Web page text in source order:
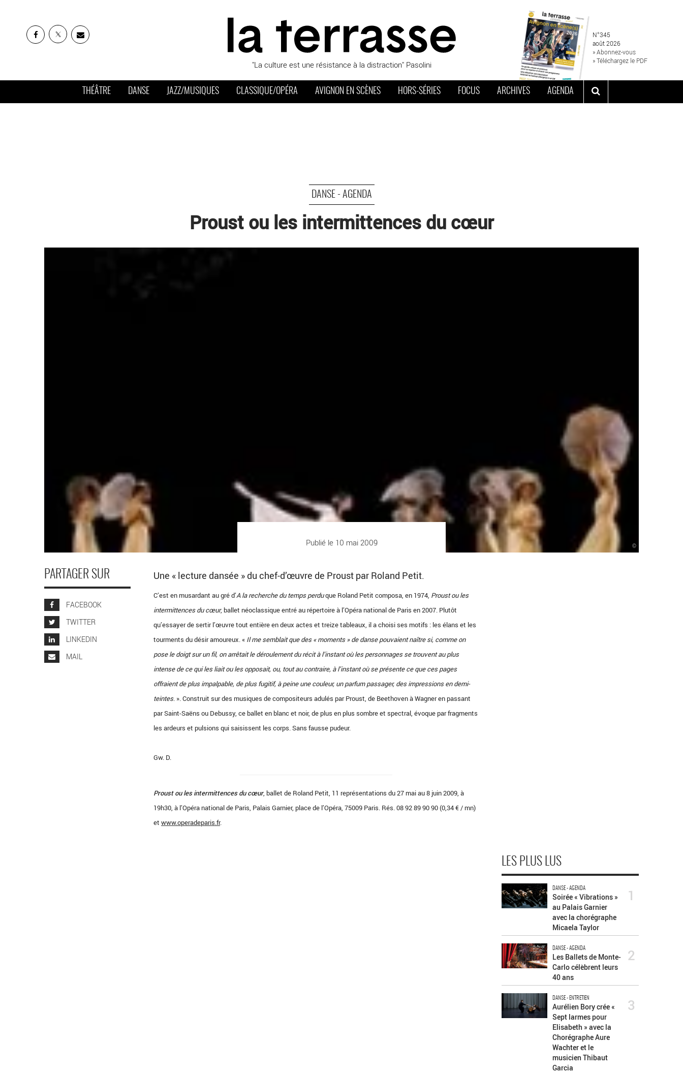
"La culture est une résistance à la distraction" Pasolini
N°345
août 2026
» Abonnez-vous
» Téléchargez le PDF
THÉÂTRE DANSE JAZZ/MUSIQUES CLASSIQUE/OPÉRA AVIGNON EN SCÈNES HORS-SÉRIES FOCUS ARCHIVES AGENDA
DANSE - AGENDA
Proust ou les intermittences du cœur
©
Publié le 10 mai 2009
PARTAGER SUR
FACEBOOK
TWITTER
LINKEDIN
MAIL
Une « lecture dansée » du chef-d’œuvre de Proust par Roland Petit.
C’est en musardant au gré d’A la recherche du temps perduque Roland Petit composa, en 1974, Proust ou les
intermittences du cœur, ballet néoclassique entré au répertoire à l’Opéra national de Paris en 2007. Plutôt
qu’essayer de sertir l’œuvre tout entière en deux actes et treize tableaux, il a choisi ses motifs : les élans et les
tourments du désir amoureux. « Il me semblait que des « moments » de danse pouvaient naître si, comme on
pose le doigt sur un fil, on arrêtait le déroulement du récit à l’instant où les personnages se trouvent au plus
intense de ce qui les liait ou les opposait, ou, tout au contraire, à l’instant où se présente ce que ces pages
offraient de plus impalpable, de plus fugitif, à peine une couleur, un parfum passager, des impressions en demi-
teintes. ». Construit sur des musiques de compositeurs adulés par Proust, de Beethoven à Wagner en passant
par Saint-Saëns ou Debussy, ce ballet en blanc et noir, de plus en plus sombre et spectral, évoque par fragments
les ardeurs et pulsions qui saisissent les corps. Sans fausse pudeur.
Gw. D.
Proust ou les intermittences du cœur, ballet de Roland Petit, 11 représentations du 27 mai au 8 juin 2009, à
19h30, à l’Opéra national de Paris, Palais Garnier, place de l’Opéra, 75009 Paris. Rés. 08 92 89 90 90 (0,34 € / mn)
et www.operadeparis.fr.
LES PLUS LUS
DANSE - AGENDA
Soirée « Vibrations »
au Palais Garnier
avec la chorégraphe
Micaela Taylor
1
DANSE - AGENDA
Les Ballets de Monte-
Carlo célèbrent leurs
40 ans
2
DANSE - ENTRETIEN
Aurélien Bory crée «
Sept larmes pour
Elisabeth » avec la
Chorégraphe Aure
Wachter et le
musicien Thibaut
Garcia
3